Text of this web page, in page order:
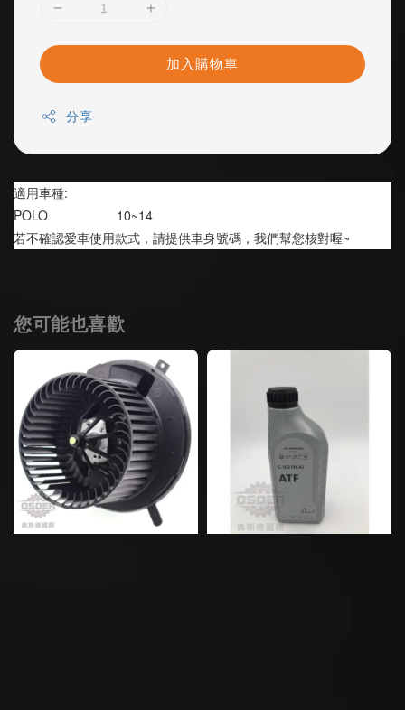
加入購物車
分享
適用車種:
POLO                   10~14
若不確認愛車使用款式，請提供車身號碼，我們幫您核對喔~
您可能也喜歡